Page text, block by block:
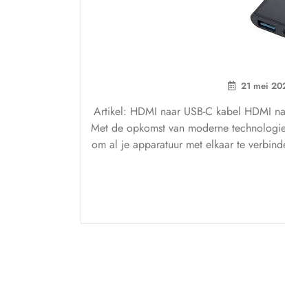
21 mei
Artikel: HDMI naar USB-C kabel HDMI
Met de opkomst van moderne
om al je apparatuur met elkaar te